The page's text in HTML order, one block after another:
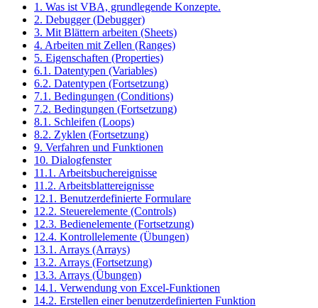
1. Was ist VBA, grundlegende Konzepte.
2. Debugger (Debugger)
3. Mit Blättern arbeiten (Sheets)
4. Arbeiten mit Zellen (Ranges)
5. Eigenschaften (Properties)
6.1. Datentypen (Variables)
6.2. Datentypen (Fortsetzung)
7.1. Bedingungen (Conditions)
7.2. Bedingungen (Fortsetzung)
8.1. Schleifen (Loops)
8.2. Zyklen (Fortsetzung)
9. Verfahren und Funktionen
10. Dialogfenster
11.1. Arbeitsbuchereignisse
11.2. Arbeitsblattereignisse
12.1. Benutzerdefinierte Formulare
12.2. Steuerelemente (Controls)
12.3. Bedienelemente (Fortsetzung)
12.4. Kontrollelemente (Übungen)
13.1. Arrays (Arrays)
13.2. Arrays (Fortsetzung)
13.3. Arrays (Übungen)
14.1. Verwendung von Excel-Funktionen
14.2. Erstellen einer benutzerdefinierten Funktion